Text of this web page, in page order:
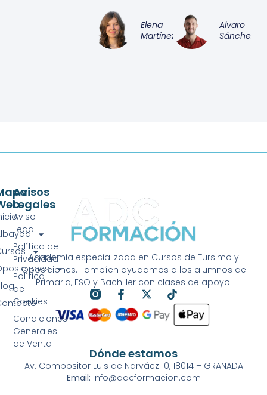
Elena
Martínez
Alvaro
Sánchez
Avisos
Legales
Aviso
Legal
Política de
Privacidad
Política
de
Cookies
Condiciones
Generales
de Venta
Academia especializada en Cursos de Tursimo y
Oposiciones. Tambíen ayudamos a los alumnos de
Primaria, ESO y Bachiller con clases de apoyo.
Dónde estamos
Av. Compositor Luis de Narváez 10, 18014 – GRANADA
Email: info@adcformacion.com